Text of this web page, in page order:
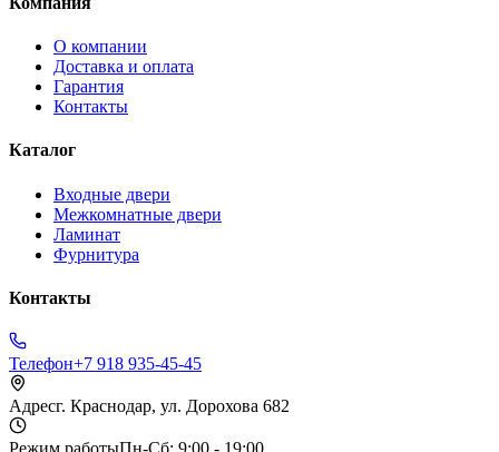
О компании
Доставка и оплата
Гарантия
Контакты
Каталог
Входные двери
Межкомнатные двери
Ламинат
Фурнитура
Контакты
Телефон+7 918 935-45-45
Адресг. Краснодар, ул. Дорохова 682